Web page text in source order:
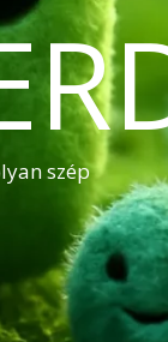
szép